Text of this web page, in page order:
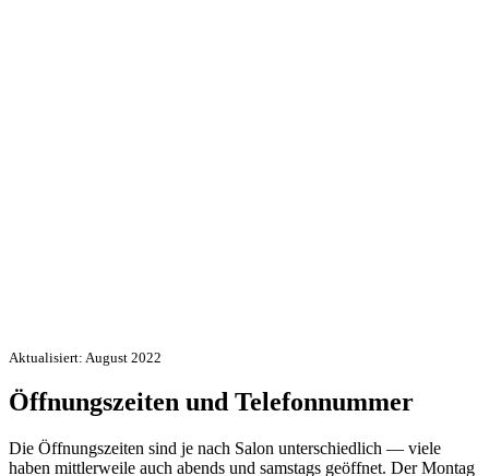
Aktualisiert: August 2022
Öffnungszeiten und Telefonnummer
Die Öffnungszeiten sind je nach Salon unterschiedlich — viele
haben mittlerweile auch abends und samstags geöffnet. Der Montag